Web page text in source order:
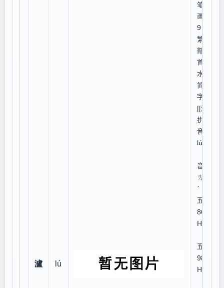
瀘 lú
笔
画:1
9
繁体
部
首:
水
简体
字:
[[泸]]
拼
音：
lú
音：
ㄌㄨ
ˊ
五笔
86:I
HAL
五笔
98:I
HLL